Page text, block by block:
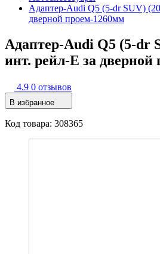
Адаптер-Audi Q5 (5-dr SUV)
дверной проем-1260мм
Адаптер-Audi Q5 (5-dr
инт. рейл-E за
4.9 0 отзывов
В избранное
Код товара: 308365